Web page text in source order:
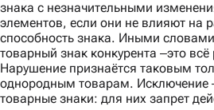
знака с незначительными
элементов, если они не влияют на
способность знака. Иными
товарный знак конкурента ‒это
Нарушение признаётся таковым
однородным товарам. Исключение
товарные знаки: для них запрет